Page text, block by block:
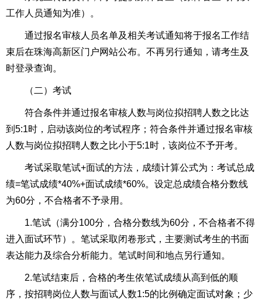
工作人员通知为准）。
通过报名审核人员名单及相关考试通知将于报名工作结
束后在珠海高新区门户网站公布。不再另行通知，请考生及
时登录查询。
（二）考试
符合条件并通过报名审核人数与岗位拟招聘人数之比达
到5:1时，启动该岗位的考试程序；符合条件并通过报名审核
人数与岗位拟招聘人数之比小于5:1时，该岗位不予开考。
考试采取笔试+面试的方法，成绩计算公式为：考试总成
绩=笔试成绩*40%+面试成绩*60%。设定总成绩合格分数线
为60分，不合格者不予录用。
1.笔试（满分100分，合格分数线为60分，不合格者不得
进入面试环节）。笔试采取闭卷形式，主要测试考生的书面
表达能力及综合分析能力。笔试时间和地点另行通知。
2.笔试结束后，合格的考生依笔试成绩从高到低的顺
序，按招聘岗位人数与面试人数1:5的比例确定面试对象；少